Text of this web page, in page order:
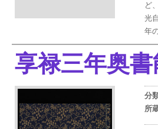
ど
光
年
享禄三年奥
分
所